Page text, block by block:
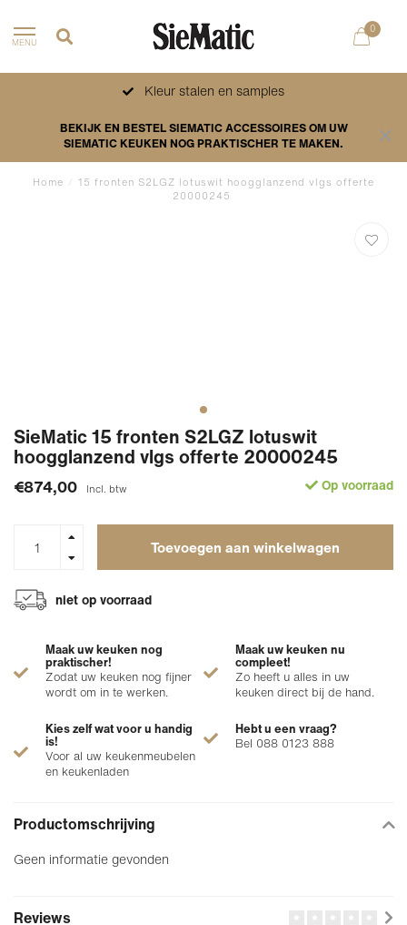
MENU
0
Kleur stalen en samples
BEKIJK EN BESTEL SIEMATIC ACCESSOIRES OM UW
SIEMATIC KEUKEN NOG PRAKTISCHER TE MAKEN.
Home
15 fronten S2LGZ lotuswit hoogglanzend vlgs offerte
20000245
SieMatic 15 fronten S2LGZ lotuswit
hoogglanzend vlgs offerte 20000245
€874,00 Incl. btw Op voorraad
Toevoegen aan winkelwagen
niet op voorraad
Maak uw keuken nog
praktischer!
Zodat uw keuken nog fijner
wordt om in te werken.
Maak uw keuken nu
compleet!
Zo heeft u alles in uw
keuken direct bij de hand.
Kies zelf wat voor u handig
is!
Voor al uw keukenmeubelen
en keukenladen
Hebt u een vraag?
Bel 088 0123 888
Productomschrijving
Geen informatie gevonden
Reviews